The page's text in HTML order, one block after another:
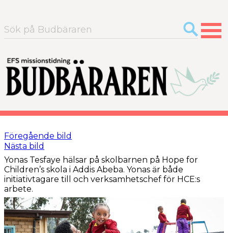
Sök
efter:
Föregående bild
Nästa bild
Yonas Tesfaye hälsar på skolbarnen på Hope for
Children’s skola i Addis Abeba. Yonas är både
initiativtagare till och verksamhetschef för HCE:s
arbete.